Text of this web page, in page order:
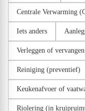
Centrale Verwarming
Iets anders
Verleggen of vervangen
Reiniging (preventief)
Keukenafvoer of
Riolering (in